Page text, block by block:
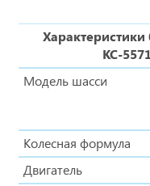
КС-
Модель шасси
Колесная формула
Двигатель